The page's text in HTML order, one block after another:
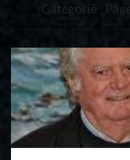
Catégorie :